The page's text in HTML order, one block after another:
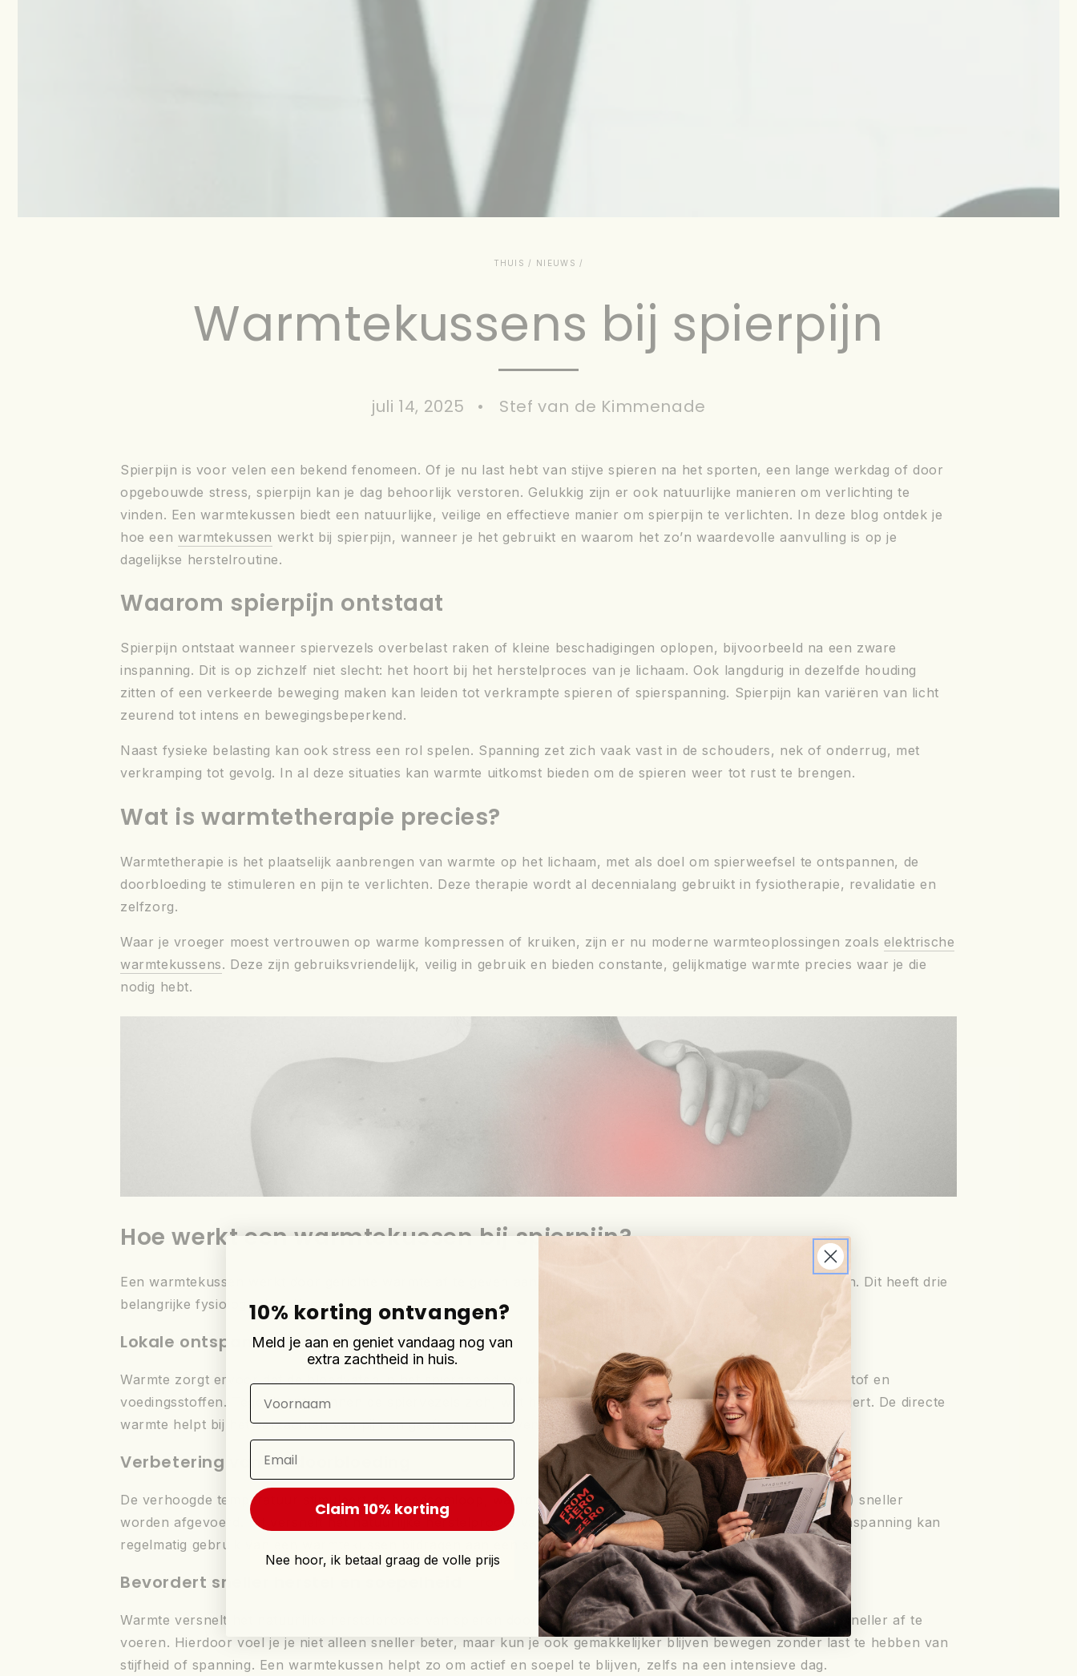
THUIS / NIEUWS /
Warmtekussens bij spierpijn
juli 14, 2025 Stef van de Kimmenade
Spierpijn is voor velen een bekend fenomeen. Of je nu last hebt van stijve spieren na het sporten, een lange werkdag of door
opgebouwde stress, spierpijn kan je dag behoorlijk verstoren. Gelukkig zijn er ook natuurlijke manieren om verlichting te
vinden. Een warmtekussen biedt een natuurlijke, veilige en effectieve manier om spierpijn te verlichten. In deze blog ontdek je
hoe een warmtekussen werkt bij spierpijn, wanneer je het gebruikt en waarom het zo’n waardevolle aanvulling is op je
dagelijkse herstelroutine.
Waarom spierpijn ontstaat
Spierpijn ontstaat wanneer spiervezels overbelast raken of kleine beschadigingen oplopen, bijvoorbeeld na een zware
inspanning. Dit is op zichzelf niet slecht: het hoort bij het herstelproces van je lichaam. Ook langdurig in dezelfde houding
zitten of een verkeerde beweging maken kan leiden tot verkrampte spieren of spierspanning. Spierpijn kan variëren van licht
zeurend tot intens en bewegingsbeperkend.
Naast fysieke belasting kan ook stress een rol spelen. Spanning zet zich vaak vast in de schouders, nek of onderrug, met
verkramping tot gevolg. In al deze situaties kan warmte uitkomst bieden om de spieren weer tot rust te brengen.
Wat is warmtetherapie precies?
Warmtetherapie is het plaatselijk aanbrengen van warmte op het lichaam, met als doel om spierweefsel te ontspannen, de
doorbloeding te stimuleren en pijn te verlichten. Deze therapie wordt al decennialang gebruikt in fysiotherapie, revalidatie en
zelfzorg.
Waar je vroeger moest vertrouwen op warme kompressen of kruiken, zijn er nu moderne warmteoplossingen zoals elektrische
warmtekussens. Deze zijn gebruiksvriendelijk, veilig in gebruik en bieden constante, gelijkmatige warmte precies waar je die
nodig hebt.
Hoe werkt een warmtekussen bij spierpijn?
Een warmtekussen werkt door gerichte warmte af te geven aan de spiergroepen die pijn doen of gespannen zijn. Dit heeft drie
belangrijke fysiologische effecten:
Lokale ontspanning van spierweefsel
Warmte zorgt ervoor dat de bloedvaten in het spiergebied verwijden, wat leidt tot een betere toevoer van zuurstof en
voedingsstoffen. Tegelijk ontspannen de spiervezels zich, wat het gevoel van spanning en verkramping vermindert. De directe
warmte helpt bij het verzachten van pijn en geeft een rustgevend gevoel in het lichaam.
Verbetering van de doorbloeding
De verhoogde temperatuur stimuleert de bloedsomloop, waardoor afvalstoffen (zoals melkzuur na het sporten) sneller
worden afgevoerd. Dit versnelt het natuurlijke herstelproces van je spieren. Zeker bij langdurige of herhaalde inspanning kan
regelmatig gebruik van een warmtekussen bijdragen aan een sneller herstel.
Bevordert sneller herstel en soepelheid
Warmte versnelt het natuurlijke herstelproces van spieren door de doorbloeding te stimuleren en afvalstoffen sneller af te
voeren. Hierdoor voel je je niet alleen sneller beter, maar kun je ook gemakkelijker blijven bewegen zonder last te hebben van
stijfheid of spanning. Een warmtekussen helpt zo om actief en soepel te blijven, zelfs na een intensieve dag.
10% korting ontvangen?
Meld je aan en geniet vandaag nog van
extra zachtheid in huis.
Voornaam
Email
Claim 10% korting
Nee hoor, ik betaal graag de volle prijs